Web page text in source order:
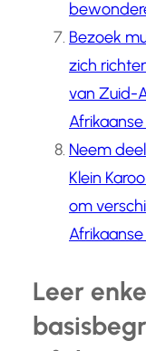
Bezoek
zich
van Zuid-
Afrikaanse
Neem
Klein
om
Leer